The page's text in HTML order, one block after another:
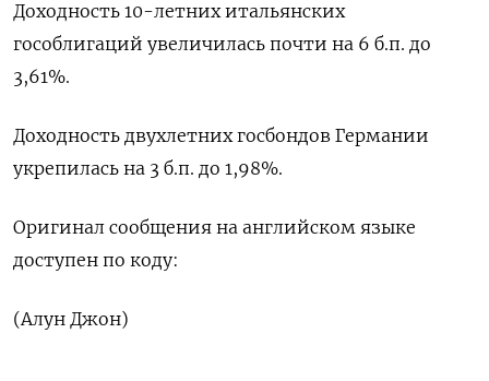
Доходность 10-летних итальянских
гособлигаций увеличилась почти на 6 б.п. до
3,61%.
Доходность двухлетних госбондов Германии
укрепилась на 3 б.п. до 1,98%.
Оригинал сообщения на английском языке
доступен по коду:
(Алун Джон)